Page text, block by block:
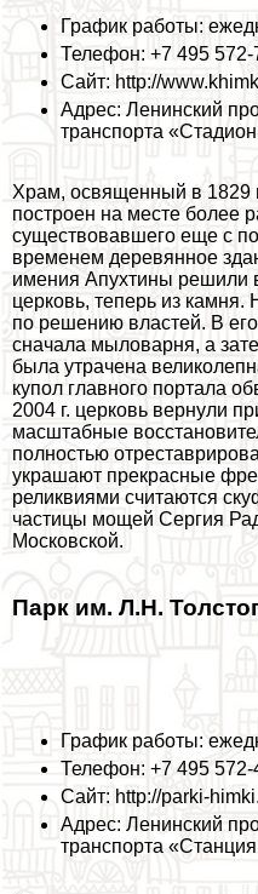
График работы:
Телефон: +7 495 572-
Сайт: http://
Адрес: Ленинский
трaнcпорта
Храм, освященный в 1829
построен на месте более
существовавшего еще с
временем деревянное
имения Апухтины решили
церковь, теперь из
по решению властей. В
сначала мыловарня, а
была утрачена
купол главного портала
2004 г. церковь вернули
масштабные
полностью
украшают прекрасные
реликвиями считаются
частицы мощей Сергия
Московской.
Парк им. Л.Н.
График работы:
Телефон: +7 495 572-
Сайт: http://parki-
Адрес: Ленинский
трaнcпорта